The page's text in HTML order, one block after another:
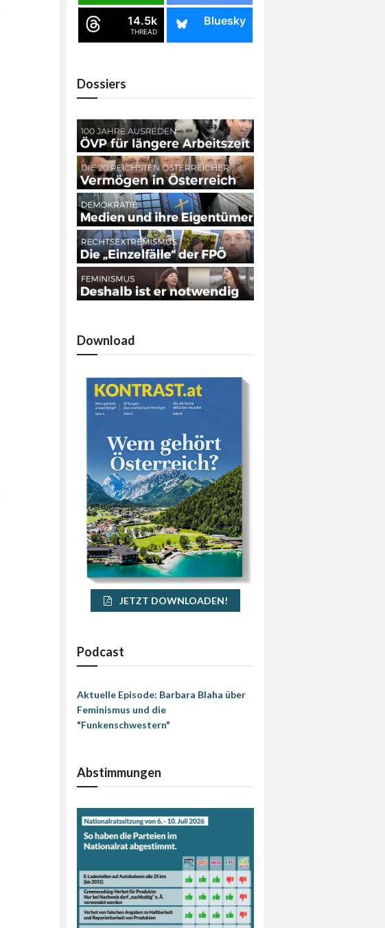
14.5k
THREAD
Bluesky
Dossiers
Download
JETZT DOWNLOADEN!
Podcast
Aktuelle Episode: Barbara Blaha über
Feminismus und die
"Funkenschwestern"
Abstimmungen